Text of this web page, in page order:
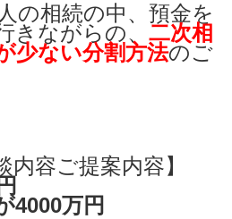
の相続の中、預金を
きながらの、二次相
少ない分割方法のご
内容ご提案内容】
4000万円